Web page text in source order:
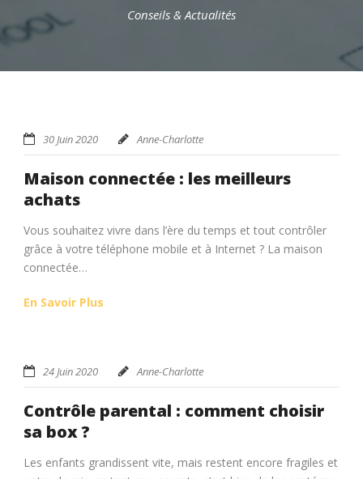
Conseils & Actualités
30 Juin 2020 Anne-Charlotte
Maison connectée : les meilleurs
achats
Vous souhaitez vivre dans l’ère du temps et tout contrôler
grâce à votre téléphone mobile et à Internet ? La maison
connectée…
En Savoir Plus
24 Juin 2020 Anne-Charlotte
Contrôle parental : comment choisir
sa box ?
Les enfants grandissent vite, mais restent encore fragiles et